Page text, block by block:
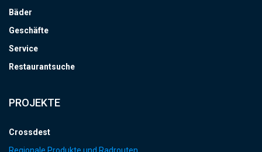
Bäder
Geschäfte
Service
Restaurantsuche
PROJEKTE
Crossdest